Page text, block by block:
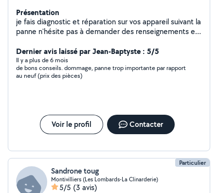
Présentation
je fais diagnostic et réparation sur vos appareil suivant la
panne n'hésite pas à demander des renseignements et
Dernier avis laissé par Jean-Baptyste : 5/5
Il y a plus de 6 mois
de bons conseils. dommage, panne trop importante par rapport
au neuf (prix des pièces)
Voir le profil Contacter
Particulier
Sandrone toug
Montivilliers (Les Lombards-La Clinarderie)
5/5 (3 avis)